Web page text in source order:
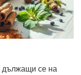
дължащи се на